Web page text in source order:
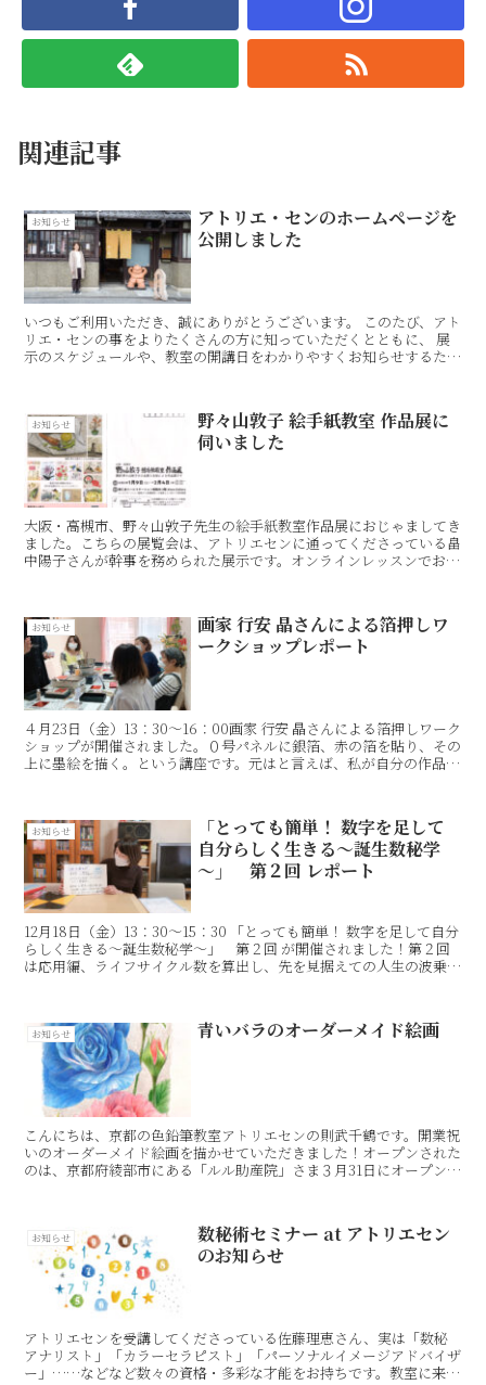
関連記事
お知らせ
アトリエ・センのホームページを
公開しました
いつもご利用いただき、誠にありがとうございます。 このたび、アト
リエ・センの事をよりたくさんの方に知っていただくとともに、 展
示のスケジュールや、教室の開講日をわかりやすくお知らせするため
お知らせ
野々山敦子 絵手紙教室 作品展に
伺いました
大阪・高槻市、野々山敦子先生の絵手紙教室作品展におじゃましてき
ました。こちらの展覧会は、アトリエセンに通ってくださっている畠
中陽子さんが幹事を務められた展示です。オンラインレッスンでおな
お知らせ
画家 行安 晶さんによる箔押しワ
ークショップレポート
４月23日（金）13：30〜16：00画家 行安 晶さんによる箔押しワーク
ショップが開催されました。０号パネルに銀箔、赤の箔を貼り、その
上に墨絵を描く。という講座です。元はと言えば、私が自分の作品に
お知らせ
「とっても簡単！ 数字を足して
自分らしく生きる～誕生数秘学
～」 第２回 レポート
12月18日（金）13：30〜15：30 「とっても簡単！ 数字を足して自分
らしく生きる～誕生数秘学～」 第２回 が開催されました！第２回
は応用編、ライフサイクル数を算出し、先を見据えての人生の波乗り
お知らせ 青いバラのオーダーメイド絵画
こんにちは、京都の色鉛筆教室アトリエセンの則武千鶴です。開業祝
いのオーダーメイド絵画を描かせていただきました！オープンされた
のは、京都府綾部市にある「ルル助産院」さま３月31日にオープンさ
お知らせ
数秘術セミナー at アトリエセン
のお知らせ
アトリエセンを受講してくださっている佐藤理恵さん、実は「数秘
アナリスト」「カラーセラピスト」「パーソナルイメージアドバイザ
ー」……などなど数々の資格・多彩な才能をお持ちです。教室に来て